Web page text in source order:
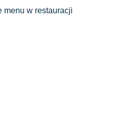
menu w restauracji